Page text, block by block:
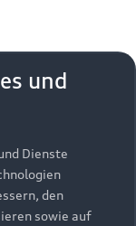
nach oben
und
Dienste
den
sowie auf